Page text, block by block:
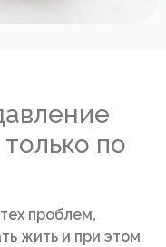
по
проблем,
жить и при этом